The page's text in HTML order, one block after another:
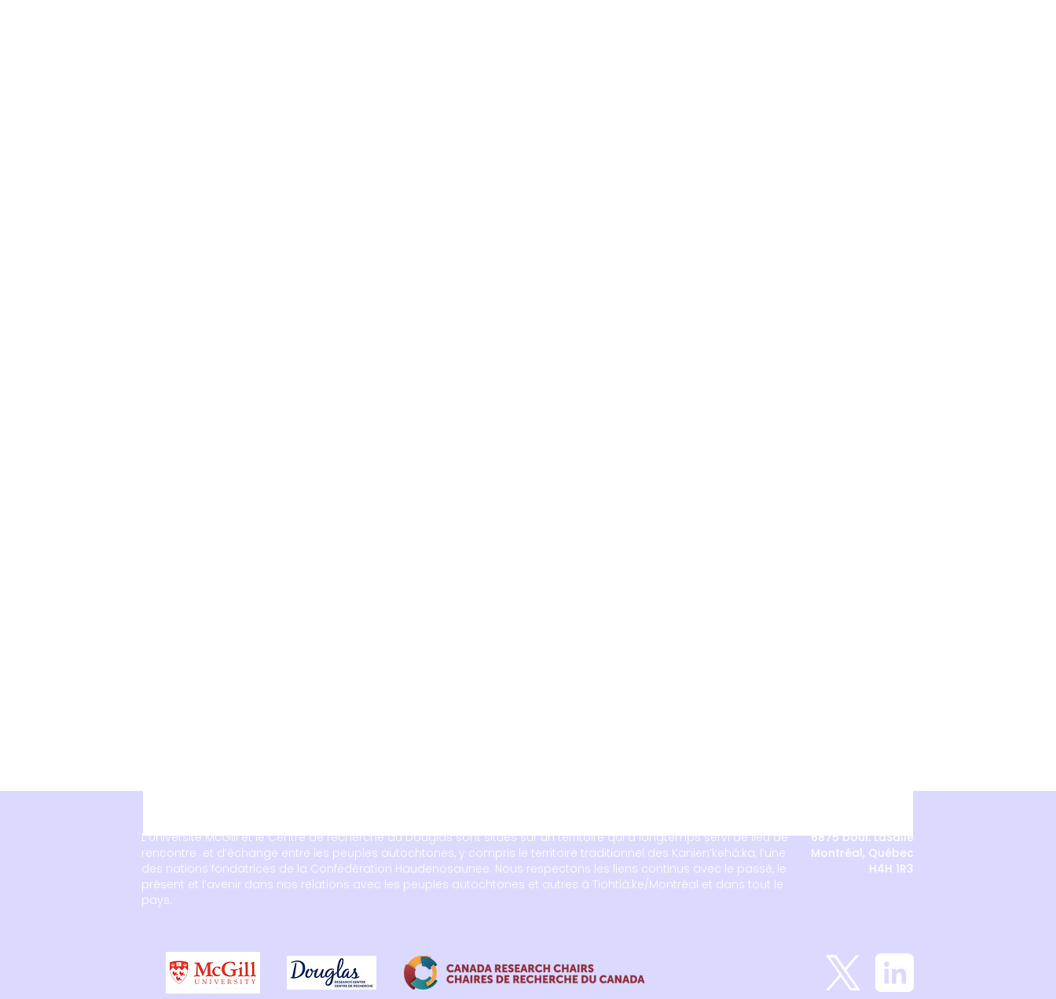
L’Université McGill et le Centre de recherche du Douglas sont situés sur un territoire qui a longtemps servi de lieu de
rencontre et d’échange entre les peuples autochtones, y compris le territoire traditionnel des Kanien’kehá:ka, l’une
des nations fondatrices de la Confédération Haudenosaunee. Nous respectons les liens continus avec le passé, le
présent et l’avenir dans nos relations avec les peuples autochtones et autres à Tiohtià:ke/Montréal et dans tout le
pays.
6875 boul. LaSalle
Montréal, Québec
H4H 1R3